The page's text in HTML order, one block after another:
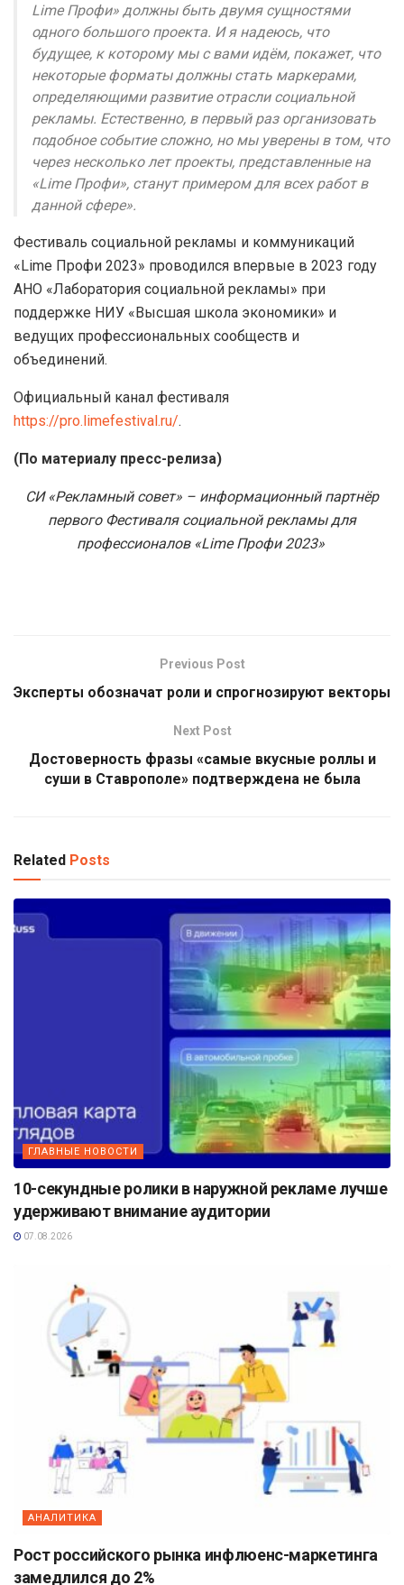
Lime Профи» должны быть двумя сущностями
одного большого проекта. И я надеюсь, что
будущее, к которому мы с вами идём, покажет, что
некоторые форматы должны стать маркерами,
определяющими развитие отрасли социальной
рекламы. Естественно, в первый раз организовать
подобное событие сложно, но мы уверены в том, что
через несколько лет проекты, представленные на
«Lime Профи», станут примером для всех работ в
данной сфере».
Фестиваль социальной рекламы и коммуникаций
«Lime Профи 2023» проводился впервые в 2023 году
АНО «Лаборатория социальной рекламы» при
поддержке НИУ «Высшая школа экономики» и
ведущих профессиональных сообществ и
объединений.
Официальный канал фестиваля
https://pro.limefestival.ru/.
(По материалу пресс-релиза)
СИ «Рекламный совет» – информационный партнёр
первого Фестиваля социальной рекламы для
профессионалов «Lime Профи 2023»
Previous Post
Эксперты обозначат роли и спрогнозируют векторы
Next Post
Достоверность фразы «самые вкусные роллы и
суши в Ставрополе» подтверждена не была
Related Posts
ГЛАВНЫЕ НОВОСТИ
10-секундные ролики в наружной рекламе лучше
удерживают внимание аудитории
07.08.2026
АНАЛИТИКА
Рост российского рынка инфлюенс-маркетинга
замедлился до 2%